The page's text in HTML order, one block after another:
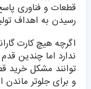
قطعات و فناوری
رسیدن به اهداف
اگرچه هیچ کارت
ندارد اما چندین
توانند مشکل خرید
و برای جلوتر ماندن